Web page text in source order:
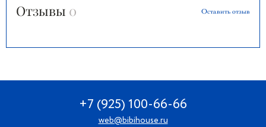
Отзывы 0 Оставить отзыв
+7 (925) 100-66-66
web@bibihouse.ru